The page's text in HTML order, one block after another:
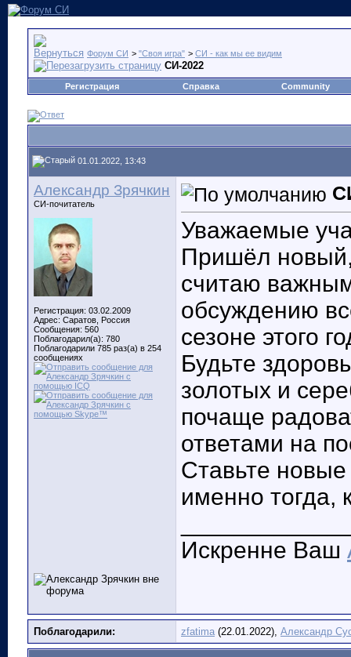
Форум СИ > "Своя игра" > СИ - как мы ее видим
СИ-2022
Регистрация Справка Community
01.01.2022, 13:43
Александр Зрячкин
СИ-почитатель
Регистрация: 03.02.2009
Адрес: Саратов, Россия
Сообщения: 560
Поблагодарил(а): 780
Поблагодарили 785 раз(а) в 254
сообщениях
Уважаемые
Пришёл
считаю
обсуждению
сезоне этого
Будьте
золотых и
почаще
ответами на
Ставьте
именно тогда,
Искренне Ваш
Поблагодарили: zfatima (22.01.2022), Александр